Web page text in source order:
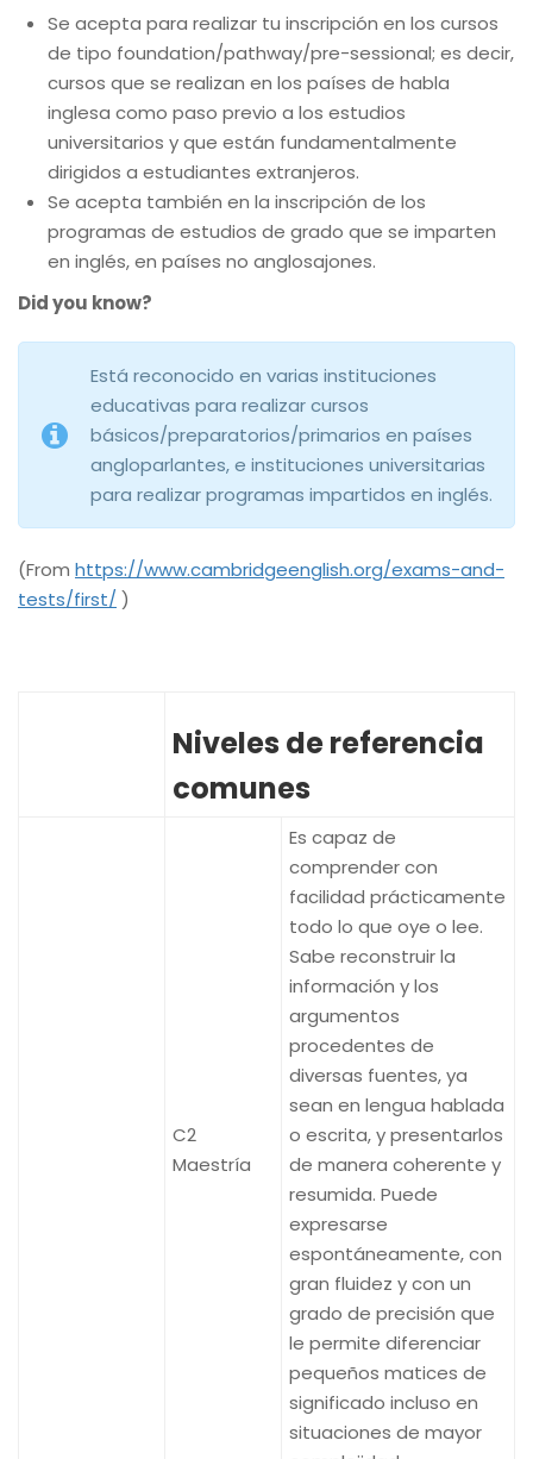
Se acepta para realizar tu inscripción en los cursos
de tipo foundation/pathway/pre-sessional; es decir,
cursos que se realizan en los países de habla
inglesa como paso previo a los estudios
universitarios y que están fundamentalmente
dirigidos a estudiantes extranjeros.
Se acepta también en la inscripción de los
programas de estudios de grado que se imparten
en inglés, en países no anglosajones.
Did you know?
Está reconocido en varias instituciones
educativas para realizar cursos
básicos/preparatorios/primarios en países
angloparlantes, e instituciones universitarias
para realizar programas impartidos en inglés.
(From https://www.cambridgeenglish.org/exams-and-
tests/first/)
Niveles de referencia
comunes
C2
Maestría
Es capaz de
comprender con
facilidad prácticamente
todo lo que oye o lee.
Sabe reconstruir la
información y los
argumentos
procedentes de
diversas fuentes, ya
sean en lengua hablada
o escrita, y presentarlos
de manera coherente y
resumida. Puede
expresarse
espontáneamente, con
gran fluidez y con un
grado de precisión que
le permite diferenciar
pequeños matices de
significado incluso en
situaciones de mayor